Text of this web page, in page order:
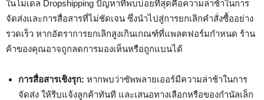
ในโมเดล Dropshipping ปัญหาที่พบบ่อยที่สุดคือความล่าช้าในการ
จัดส่งและการสื่อสารที่ไม่ชัดเจน ซึ่งนำไปสู่การยกเลิกคำสั่งซื้ออย่าง
รวดเร็ว หากอัตราการยกเลิกสูงเกินเกณฑ์ที่แพลตฟอร์มกำหนด ร้าน
ค้าของคุณอาจถูกลดการมองเห็นหรือถูกแบนได้
การสื่อสารเชิงรุก: หากพบว่าซัพพลายเออร์มีความล่าช้าในการ
จัดส่ง ให้รีบแจ้งลูกค้าทันที และเสนอทางเลือกหรือของกำนัลเล็ก